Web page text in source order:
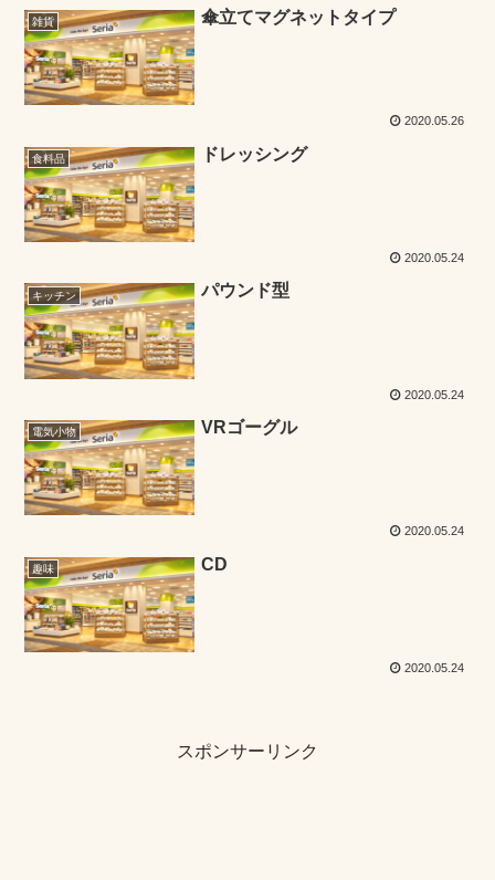
雑貨 傘立てマグネットタイプ
2020.05.26
食料品 ドレッシング
2020.05.24
キッチン パウンド型
2020.05.24
電気小物 VRゴーグル
2020.05.24
趣味 CD
2020.05.24
スポンサーリンク